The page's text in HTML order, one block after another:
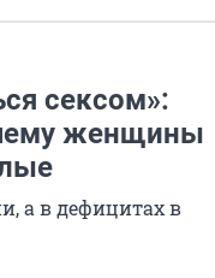
сексом»:
женщины
а в дефицитах в